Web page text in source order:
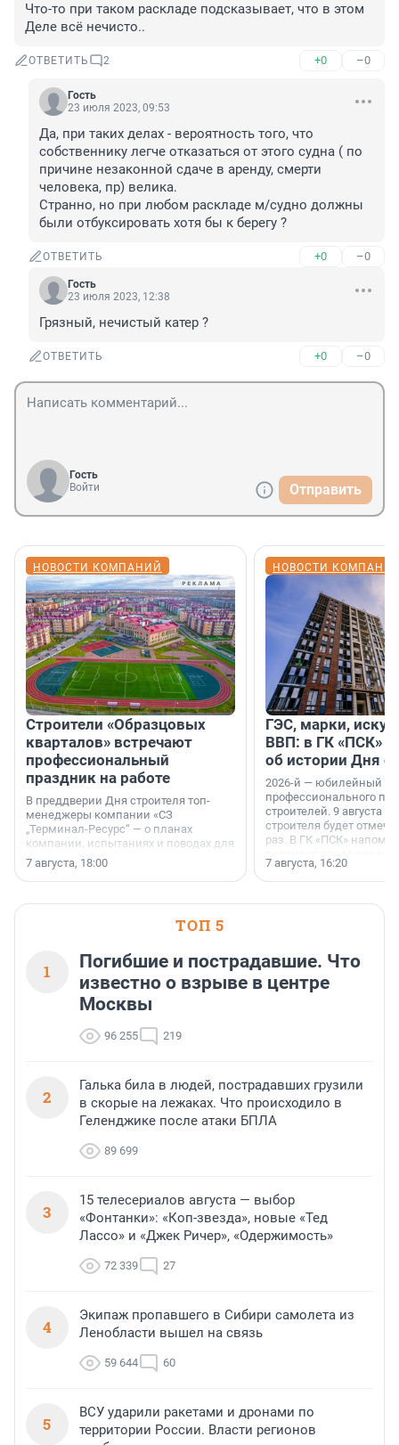
Что-то при таком раскладе подсказывает, что в этом
Деле всё нечисто..
ОТВЕТИТЬ 2 +0 –0
Гость
23 июля 2023, 09:53
Да, при таких делах - вероятность того, что
собственнику легче отказаться от этого судна ( по
причине незаконной сдаче в аренду, смерти
человека, пр) велика.
Странно, но при любом раскладе м/судно должны
были отбуксировать хотя бы к берегу ?
ОТВЕТИТЬ +0 –0
Гость
23 июля 2023, 12:38
Грязный, нечистый катер ?
ОТВЕТИТЬ +0 –0
Гость
Войти
Отправить
НОВОСТИ КОМПАНИЙ
Строители «Образцовых
кварталов» встречают
профессиональный
праздник на работе
В преддверии Дня строителя топ-
менеджеры компании «СЗ
„Терминал-Ресурс“ — о планах
компании, испытаниях и поводах для
осторожного оптимизма.
7 августа, 18:00
НОВОСТИ
ГЭС, марки,
ВВП: в ГК «ПСК»
об истории Дня
2026-й — юбилейный
профессионального
строителей. 9 августа
строителя будет
раз. В ГК «ПСК»
поменялась роль
7 августа, 16:20
ТОП 5
1
Погибшие и пострадавшие. Что
известно о взрыве в центре
Москвы
96 255 219
2
Галька била в людей, пострадавших грузили
в скорые на лежаках. Что происходило в
Геленджике после атаки БПЛА
89 699
3
15 телесериалов августа — выбор
«Фонтанки»: «Коп-звезда», новые «Тед
Лассо» и «Джек Ричер», «Одержимость»
72 339 27
4
Экипаж пропавшего в Сибири самолета из
Ленобласти вышел на связь
59 644 60
5
ВСУ ударили ракетами и дронами по
территории России. Власти регионов